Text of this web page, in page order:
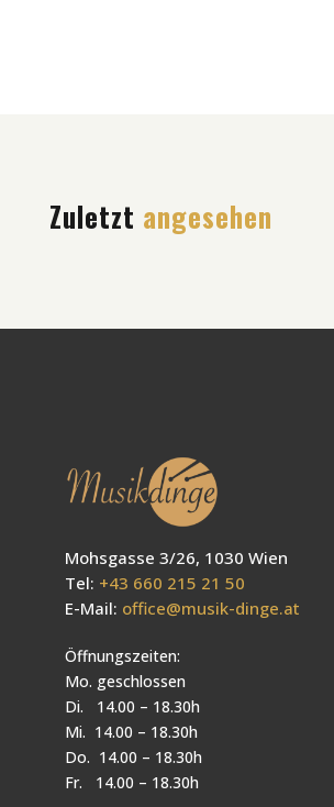
Zuletzt angesehen
Mohsgasse 3/26, 1030 Wien
Tel: +43 660 215 21 50
E-Mail: office@musik-dinge.at
Öffnungszeiten:
Mo. geschlossen
Di. 14.00 – 18.30h
Mi. 14.00 – 18.30h
Do. 14.00 – 18.30h
Fr. 14.00 – 18.30h